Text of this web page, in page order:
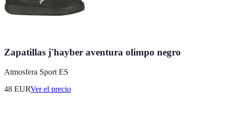
Zapatillas j'hayber aventura olimpo negro
Atmosfera Sport ES
48 EURVer el precio